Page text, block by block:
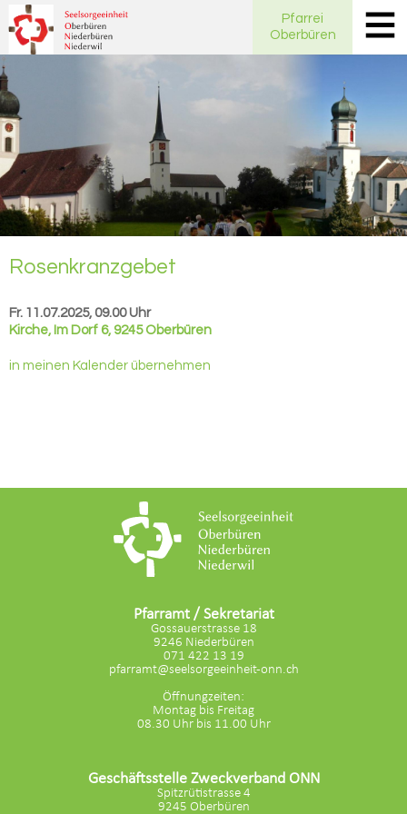
Pfarrei
Oberbüren
Ro­sen­kranz­ge­bet
Fr. 11.07.2025, 09.00 Uhr
Kirche, Im Dorf 6, 9245 Oberbüren
in meinen Kalender übernehmen
Pfarramt / Sekretariat
Gossauerstrasse 18
9246 Niederbüren
071 422 13 19
pfarramt@seelsorgeeinheit-onn.ch
Öffnungzeiten:
Montag bis Freitag
08.30 Uhr bis 11.00 Uhr
Geschäftsstelle Zweckverband ONN
Spitzrütistrasse 4
9245 Oberbüren